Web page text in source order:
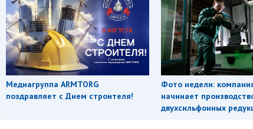
Медиагруппа ARMTORG
поздравляет с Днем строителя!
Фото недели:
начинает
двухсильфонных